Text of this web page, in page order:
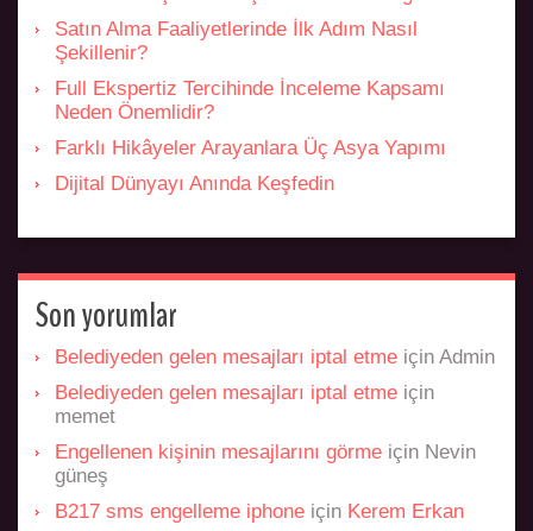
Satın Alma Faaliyetlerinde İlk Adım Nasıl
Şekillenir?
Full Ekspertiz Tercihinde İnceleme Kapsamı
Neden Önemlidir?
Farklı Hikâyeler Arayanlara Üç Asya Yapımı
Dijital Dünyayı Anında Keşfedin
Son yorumlar
Belediyeden gelen mesajları iptal etme için Admin
Belediyeden gelen mesajları iptal etme için
memet
Engellenen kişinin mesajlarını görme için Nevin
güneş
B217 sms engelleme iphone için Kerem Erkan